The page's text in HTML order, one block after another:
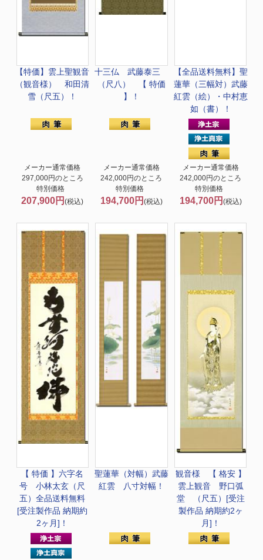
【特価】 雲上聖観音
（観音様） 和田清
雪（尺五）！
メーカー通常価格
297,000円のところ
特別価格
207,900円(税込)
十三仏 武藤泰三
（尺八） 【 特価
】！
メーカー通常価格
242,000円のところ
特別価格
194,700円 (税込)
【全品送料無料】 聖
蓮華（三幅対）武藤
紅雲（絵）・中村恵
如（書）！
メーカー通常価格
242,000円のところ
特別価格
194,700円 (税込)
【 特価 】六字名
号 小林太玄（尺
五）全品送料無料
[受注製作品 納期約
2ヶ月]！
聖蓮華（対幅）武藤
紅雲 八寸対幅！
観音様 【 格安 】
雲上観音 野口弧
堂 （尺五）[受注
製作品 納期約2ヶ
月]！